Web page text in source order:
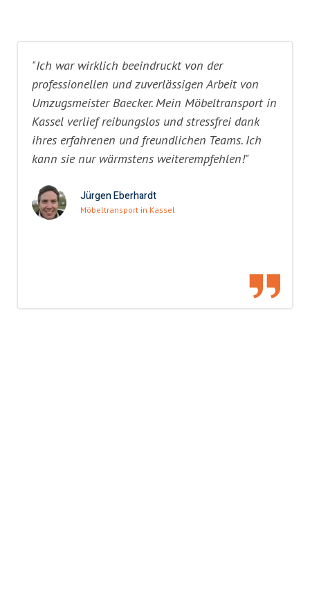
"Ich war wirklich beeindruckt von der
professionellen und zuverlässigen Arbeit von
Umzugsmeister Baecker. Mein Möbeltransport in
Kassel verlief reibungslos und stressfrei dank
ihres erfahrenen und freundlichen Teams. Ich
kann sie nur wärmstens weiterempfehlen!"
Jürgen Eberhardt
Möbeltransport in Kassel